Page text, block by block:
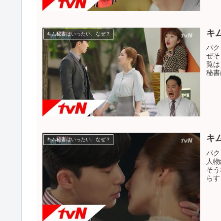
キム秘書はいったい、なぜ？ キ
パ
ぜ
覧
秘
キム秘書はいったい、なぜ？
パ
人
そ
ら